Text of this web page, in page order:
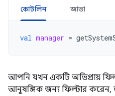
কোটলিন জাভা
val manager =
আপনি যখন একটি অভিপ্রায়
আনুষঙ্গিক জন্য ফিল্টার